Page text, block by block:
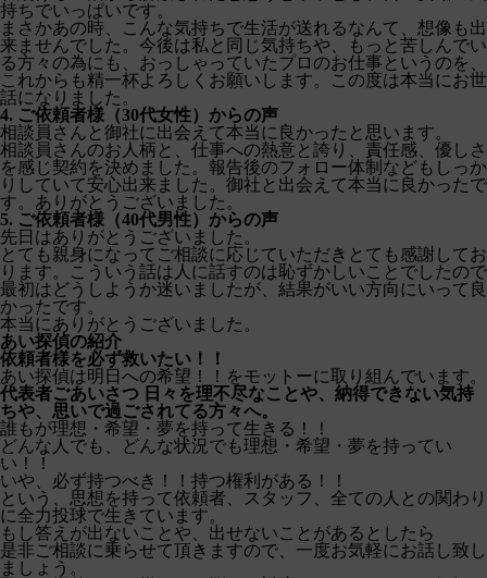
持ちでいっぱいです。
まさかあの時、こんな気持ちで生活が送れるなんて、想像も出
来ませんでした。今後は私と同じ気持ちや、もっと苦しんでい
る方々の為にも、おっしゃっていたプロのお仕事というのを、
これからも精一杯よろしくお願いします。この度は本当にお世
話になりました。
4. ご依頼者様（30代女性）からの声
相談員さんと御社に出会えて本当に良かったと思います。
相談員さんのお人柄と、仕事への熱意と誇り、責任感、優しさ
を感じ契約を決めました。報告後のフォロー体制などもしっか
りしていて安心出来ました。御社と出会えて本当に良かったで
す。ありがとうございました。
5. ご依頼者様（40代男性）からの声
先日はありがとうございました。
とても親身になってご相談に応じていただきとても感謝してお
ります。こういう話は人に話すのは恥ずかしいことでしたので
最初はどうしようか迷いましたが、結果がいい方向にいって良
かったです。
本当にありがとうございました。
あい探偵の紹介
依頼者様を必ず救いたい！！
あい探偵は明日への希望！！をモットーに取り組んでいます。
代表者ごあいさつ 日々を理不尽なことや、納得できない気持
ちや、思いで過ごされてる方々へ。
誰もが理想・希望・夢を持って生きる！！
どんな人でも、どんな状況でも理想・希望・夢を持ってい
い！！
いや、必ず持つべき！！持つ権利がある！！
という、思想を持って依頼者、スタッフ、全ての人との関わり
に全力投球で生きています。
もし答えが出ないことや、出せないことがあるとしたら
是非ご相談に乗らせて頂きますので、一度お気軽にお話し致し
ましょう。